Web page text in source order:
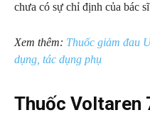
chưa có sự chỉ định của bác
Xem thêm: Thuốc giảm đau
dụng, tác dụng phụ
Thuốc Voltaren